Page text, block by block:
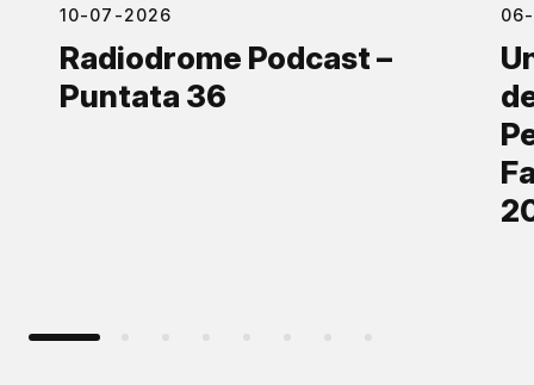
10-07-2026
Radiodrome Podcast –
Puntata 36